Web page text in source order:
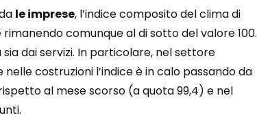
le imprese, l’indice composito del clima di
comunque al di sotto del valore 100.
dai servizi. In particolare, nel settore
costruzioni l’indice è in calo passando da
al mese scorso (a quota 99,4) e nel